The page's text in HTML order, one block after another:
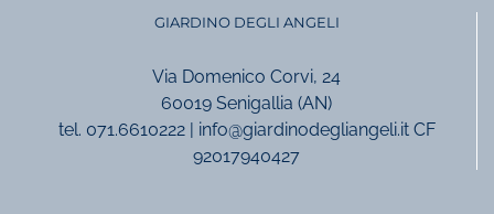
GIARDINO DEGLI ANGELI
Via Domenico Corvi, 24
60019 Senigallia (AN)
tel. 071.6610222 | info@giardinodegliangeli.it CF
92017940427